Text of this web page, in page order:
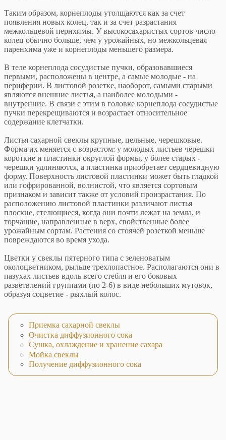
Таким образом, корнеплоды утолщаются как за счет
появления новых колец, так и за счет разрастания
межкольцевой пернхимы. У высокосахаристых сортов число
колец обычно больше, чем у урожайных, но межкольцевая
паренхима уже и корнеплоды меньшего размера.
В теле корнеплода сосудистые пучки, образовавшиеся
первыми, расположены в центре, а самые молодые - на
периферии. В листовой розетке, наоборот, самыми старыми
являются внешние листья, а наиболее молодыми -
внутренние. В связи с этим в головке корнеплода сосудистые
пучки перекрещиваются и возрастает относительное
содержание клетчатки.
Листья сахарной свеклы крупные, цельные, черешковые.
Форма их меняется с возрастом: у молодых листьев черешки
короткие и пластинки округлой формы, у более старых -
черешки удлиняются, а пластинка приобретает сердцевидную
форму. Поверхность листовой пластинки может быть гладкой
или гофрированной, волнистой, что является сортовым
признаком и зависит также от условий произрастания. По
расположению листовой пластинки различают листья
плоские, стелющиеся, когда они почти лежат на земла, и
торчащие, направленные в верх, свойственные более
урожайным сортам. Растения со стоячей розеткой меньше
повреждаются во время ухода.
Цветки у свеклы пятерного типа с зеленоватым
околоцветником, рыльце трехлопастное. Располагаются они в
пазухах листьев вдоль всего стебля и его боковых
разветвлений группами (по 2-6) в виде небольших мутовок,
образуя соцветие - рыхлый колос.
Приемка сахарной свеклы
Очистка диффузионного сока
Сушка, охлаждение и хранение сахара
Мойка свеклы
Получение диффузионного сока